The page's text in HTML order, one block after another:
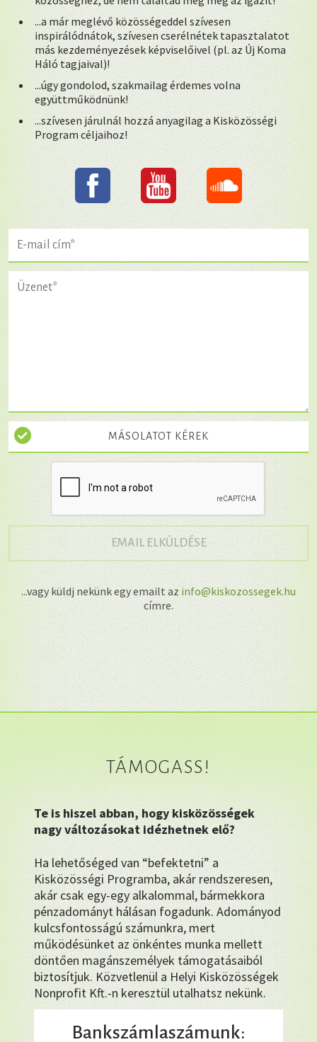
...a már meglévő közösségeddel szívesen
inspirálódnátok, szívesen cserélnétek tapasztalatot
más kezdeményezések képviselőivel (pl. az Új Koma
Háló tagjaival)!
...úgy gondolod, szakmailag érdemes volna
együttműködnünk!
...szívesen járulnál hozzá anyagilag a Kisközösségi
Program céljaihoz!
MÁSOLATOT KÉREK
EMAIL ELKÜLDÉSE→
...vagy küldj nekünk egy emailt az info@kiskozossegek.hu
címre.
TÁMOGASS!
Te is hiszel abban, hogy kisközösségek
nagy változásokat idézhetnek elő?
Ha lehetőséged van “befektetni” a
Kisközösségi Programba, akár rendszeresen,
akár csak egy-egy alkalommal, bármekkora
pénzadományt hálásan fogadunk. Adományod
kulcsfontosságú számunkra, mert
működésünket az önkéntes munka mellett
döntően magánszemélyek támogatásaiból
biztosítjuk. Közvetlenül a Helyi Kisközösségek
Nonprofit Kft.-n keresztül utalhatsz nekünk.
Bankszámlaszámunk: